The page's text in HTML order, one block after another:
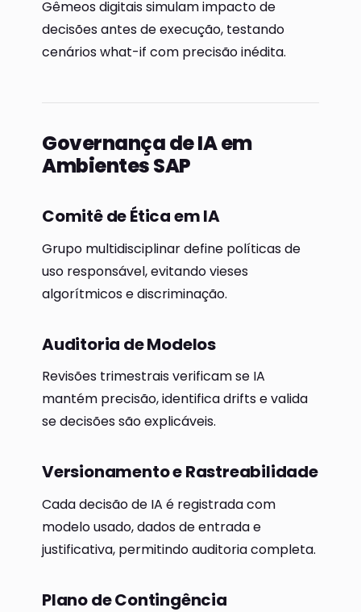
Gêmeos digitais simulam impacto de
decisões antes de execução, testando
cenários what-if com precisão inédita.
Governança de IA em
Ambientes SAP
Comitê de Ética em IA
Grupo multidisciplinar define políticas de
uso responsável, evitando vieses
algorítmicos e discriminação.
Auditoria de Modelos
Revisões trimestrais verificam se IA
mantém precisão, identifica drifts e valida
se decisões são explicáveis.
Versionamento e Rastreabilidade
Cada decisão de IA é registrada com
modelo usado, dados de entrada e
justificativa, permitindo auditoria completa.
Plano de Contingência